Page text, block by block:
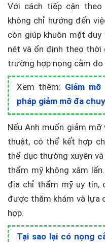
Với cách tiếp cận theo
không chỉ hướng đến
còn giúp khuôn mặt
nét và ổn định theo thời
trường hợp nọng cằm do
Xem thêm: Giảm
pháp giảm mỡ đa
Nếu Anh muốn giảm mỡ
thuật, có thể kết hợp
thể dục thường xuyên
thẩm mỹ không xâm
địa chỉ thẩm mỹ uy tín,
được thăm khám và lựa
hợp.
Tại sao lại có nọng